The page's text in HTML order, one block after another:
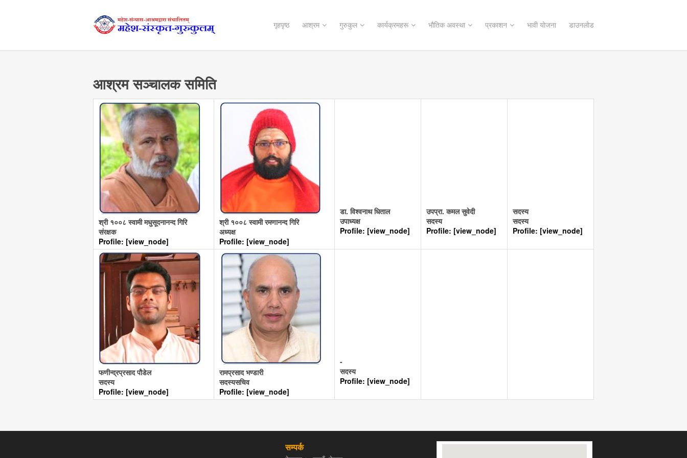
गृहपृष्ठ आश्रम गुरुकुल कार्यक्रमहरू भौतिक अवस्था प्रकाशन भावी योजना डाउनलोड
आश्रम सञ्चालक समिति
श्री १००८ स्वामी मधुसूदनानन्द गिरि
संरक्षक
Profile: [view_node]
श्री १००८ स्वामी रमणानन्द गिरि
अध्यक्ष
Profile: [view_node]
डा. विश्वनाथ धिताल
उपाध्यक्ष
Profile: [view_node]
उपप्रा. कमल सुवेदी
सदस्य
Profile: [view_node]
सदस्य
सदस्य
Profile: [view_node]
फणीन्द्रप्रसाद पौडेल
सदस्य
Profile: [view_node]
रामप्रसाद भण्डारी
सदस्यसचिव
Profile: [view_node]
-
सदस्य
Profile: [view_node]
सम्पर्क